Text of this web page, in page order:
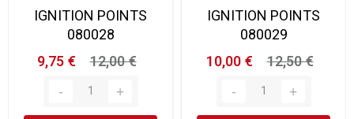
IGNITION POINTS
080028
9,75 €
12,00 €
IGNITION POINTS
080029
10,00 €
12,50 €